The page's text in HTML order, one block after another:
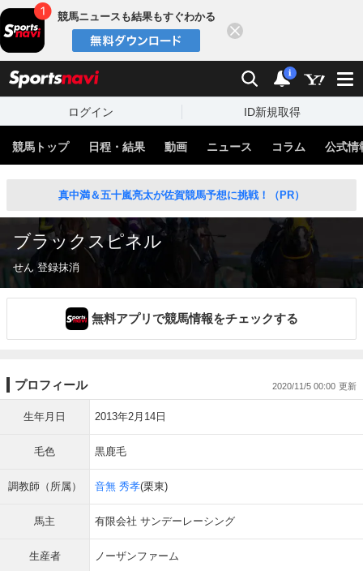
競馬ニュースも結果もすぐわかる
検索 通知
i
ログイン ID新規取得
競馬トップ 日程・結果 動画 ニュース コラム 公式情
真中満＆五十嵐亮太が佐賀競馬予想に挑戦！（PR）
ブラックスピネル
せん 登録抹消
無料アプリで競馬情報をチェックする
プロフィール 2020/11/5 00:00
生年月日 2013年2月14日
毛色 黒鹿毛
調教師（所属） 音無 秀孝(栗東)
馬主 有限会社 サンデーレーシング
生産者 ノーザンファーム